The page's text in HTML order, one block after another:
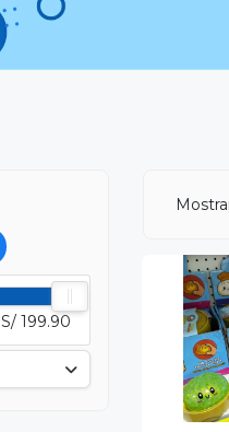
S/ 199.90